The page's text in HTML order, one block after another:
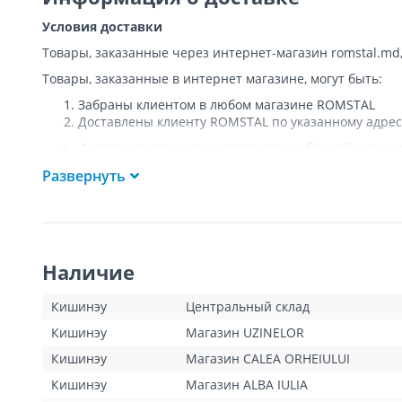
Условия доставки
Товары, заказанные через интернет-магазин
Товары, заказанные в интернет магазине, могут быть:
Забраны клиентом в любом магазине ROMSTAL
Доставлены клиенту ROMSTAL по указанному
Доставка товара осуществляется до ближайшего
Подъем товара на этаж или занос в дом
покупатель оплатит стоимость пропущенной
для Кишинева составит 100 леев, а для других
Клиент обязан открыть посылку при доставке и
тестирования товара не предполагается.
Для товаров «под заказ» сроки доставки указаны
операторами интернет-магазина. Данный вид
Развернуть
Наличие
Кишинэу
Центральный склад
Кишинэу
Магазин UZINELOR
Кишинэу
Магазин CALEA ORHEIULUI
Кишинэу
Магазин ALBA IULIA